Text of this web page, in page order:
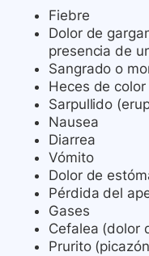
Fiebre
Dolor de
presencia de
Sangrado o
Heces de color
Sarpullido
Nausea
Diarrea
Vómito
Dolor de
Pérdida del
Gases
Cefalea (dolor
Prurito